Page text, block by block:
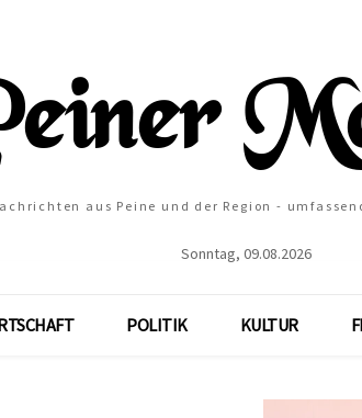
aus Peine und der Region -
Sonntag, 09.08.2026
POLITIK KULTUR